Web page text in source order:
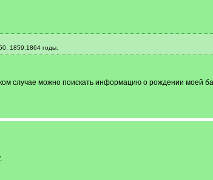
1859,1864 годы.
случае можно поискать информацию о рождении моей